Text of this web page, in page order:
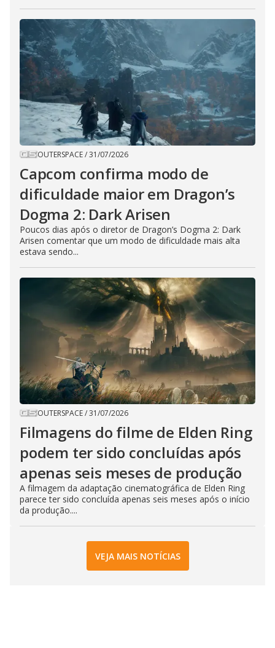
OUTERSPACE/31/07/2026
Capcom confirma modo de
dificuldade maior em Dragon’s
Dogma 2: Dark Arisen
Poucos dias após o diretor de Dragon’s Dogma 2: Dark
Arisen comentar que um modo de dificuldade mais alta
estava sendo...
OUTERSPACE/31/07/2026
Filmagens do filme de Elden Ring
podem ter sido concluídas após
apenas seis meses de produção
A filmagem da adaptação cinematográfica de Elden Ring
parece ter sido concluída apenas seis meses após o início
da produção....
VEJA MAIS NOTÍCIAS